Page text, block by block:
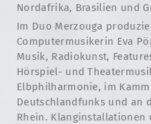
Nordafrika, Brasilien und
Im Duo Merzouga
Computermusikerin Eva
Musik, Radiokunst,
Hörspiel- und
Elbphilharmonie, im
Deutschlandfunks und an
Rhein. Klanginstallationen